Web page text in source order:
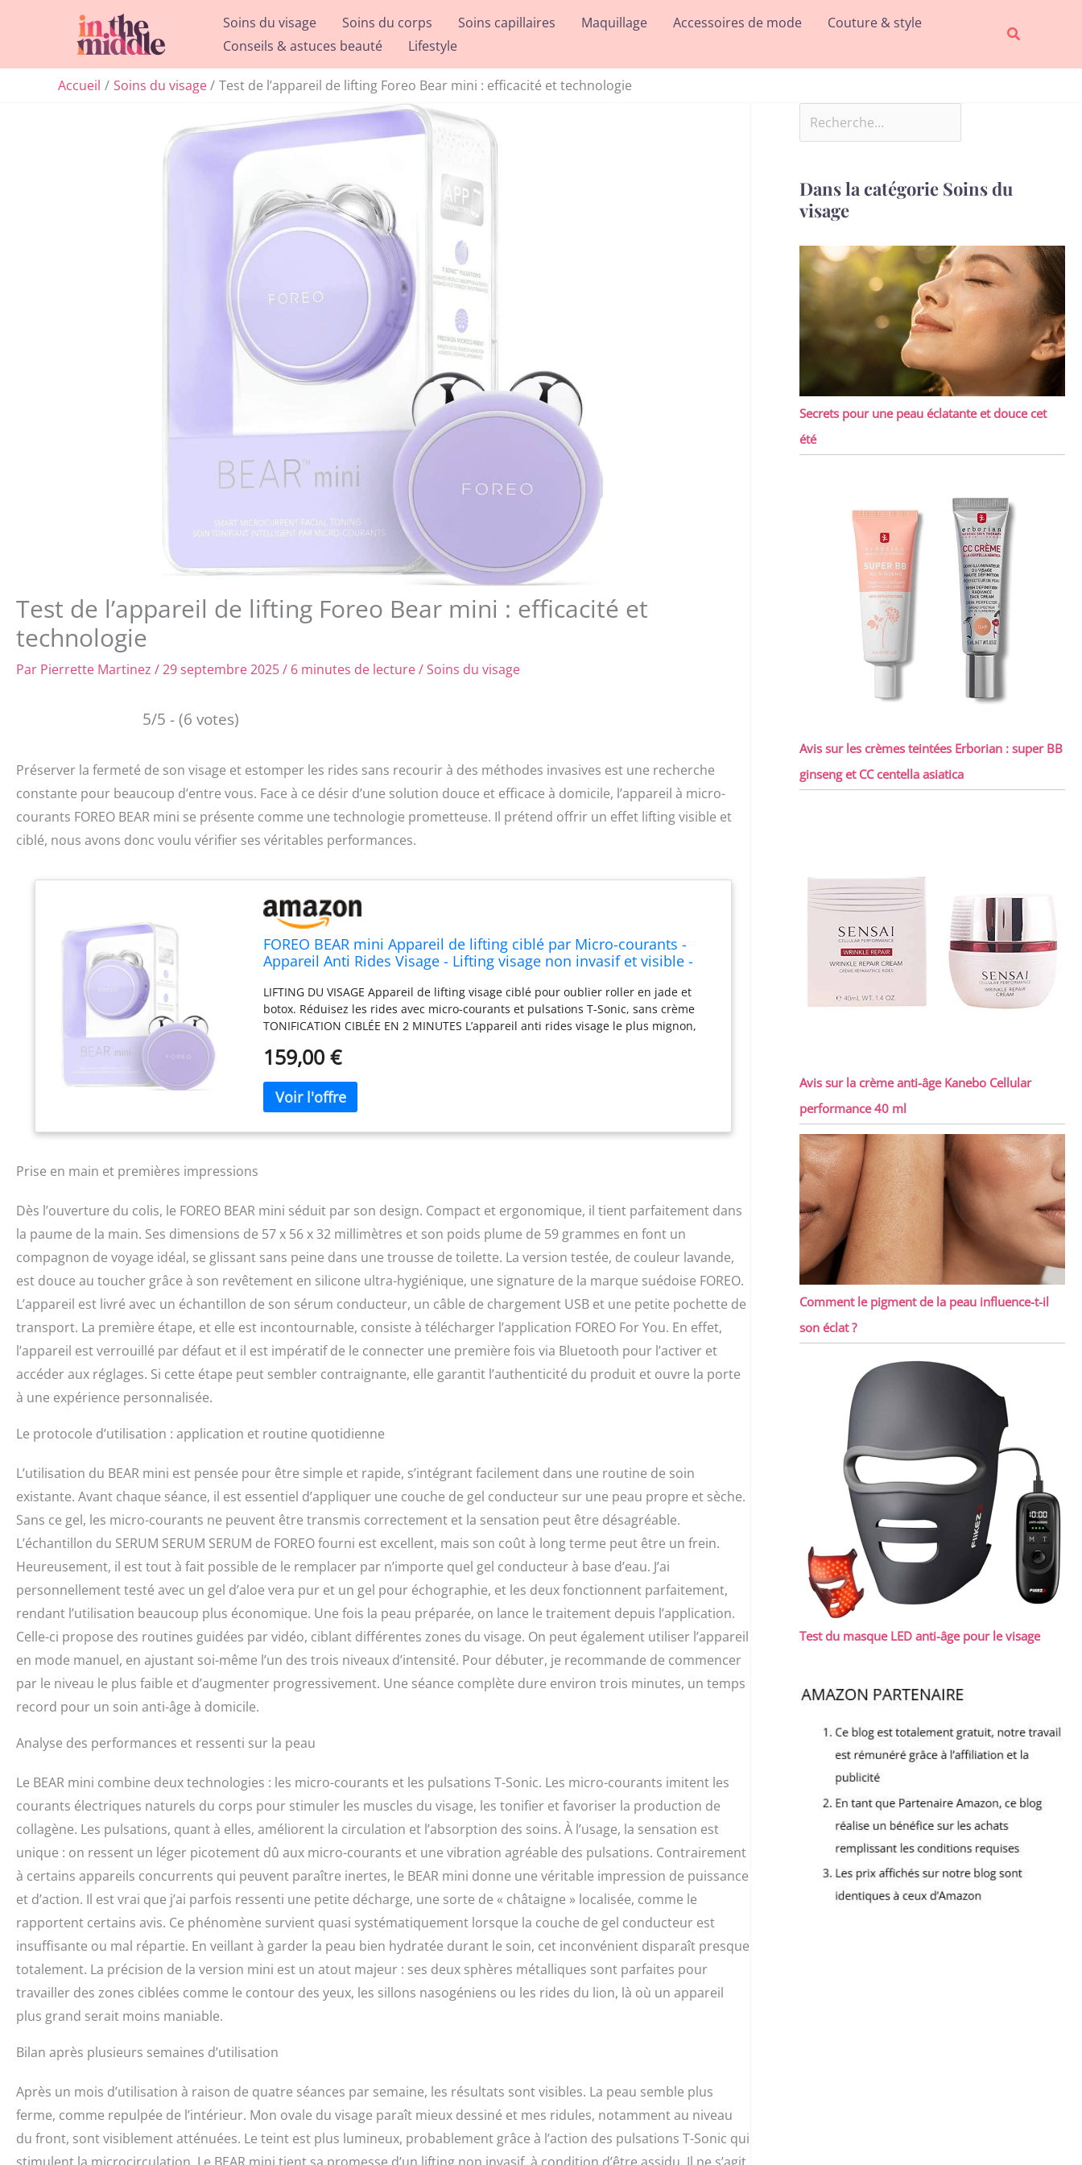
Soins du visage Soins du corps Soins capillaires Maquillage Accessoires de mode
Couture & style
Conseils & astuces beauté
Lifestyle
Rechercher
Accueil Soins du visage Test de l’appareil de lifting Foreo Bear mini : efficacité et technologie
Test de l’appareil de lifting Foreo Bear mini : efficacité et
technologie
Par Pierrette Martinez /29 septembre 2025/ 6 minutes de lecture/Soins du visage
5/5 - (6 votes)
Préserver la fermeté de son visage et estomper les rides sans recourir à des méthodes invasives est une recherche
constante pour beaucoup d’entre vous. Face à ce désir d’une solution douce et efficace à domicile, l’appareil à micro-
courants FOREO BEAR mini se présente comme une technologie prometteuse. Il prétend offrir un effet lifting visible et
ciblé, nous avons donc voulu vérifier ses véritables performances.
FOREO BEAR mini Appareil de lifting ciblé par Micro-courants -
Appareil Anti Rides Visage - Lifting visage non invasif et visible -
LIFTING DU VISAGE Appareil de lifting visage ciblé pour oublier roller en jade et
botox. Réduisez les rides avec micro-courants et pulsations T-Sonic, sans crème
TONIFICATION CIBLÉE EN 2 MINUTES L’appareil anti rides visage le plus mignon,
redéfinissant la mâchoire PULSATIONS T-SONIC Les appareils de tonification pour
meilleure absorption des soins et une peau visiblement plus jeune SYSTÈME ANTI-
CHOC Scanne et mesure la résistance de la peau à l'électricité, en ajustant
159,00 €
Prise en main et premières impressions
Dès l’ouverture du colis, le FOREO BEAR mini séduit par son design. Compact et ergonomique, il tient parfaitement dans
la paume de la main. Ses dimensions de 57 x 56 x 32 millimètres et son poids plume de 59 grammes en font un
compagnon de voyage idéal, se glissant sans peine dans une trousse de toilette. La version testée, de couleur lavande,
est douce au toucher grâce à son revêtement en silicone ultra-hygiénique, une signature de la marque suédoise FOREO.
L’appareil est livré avec un échantillon de son sérum conducteur, un câble de chargement USB et une petite pochette de
transport. La première étape, et elle est incontournable, consiste à télécharger l’application FOREO For You. En effet,
l’appareil est verrouillé par défaut et il est impératif de le connecter une première fois via Bluetooth pour l’activer et
accéder aux réglages. Si cette étape peut sembler contraignante, elle garantit l’authenticité du produit et ouvre la porte
à une expérience personnalisée.
Le protocole d’utilisation : application et routine quotidienne
L’utilisation du BEAR mini est pensée pour être simple et rapide, s’intégrant facilement dans une routine de soin
existante. Avant chaque séance, il est essentiel d’appliquer une couche de gel conducteur sur une peau propre et sèche.
Sans ce gel, les micro-courants ne peuvent être transmis correctement et la sensation peut être désagréable.
L’échantillon du SERUM SERUM SERUM de FOREO fourni est excellent, mais son coût à long terme peut être un frein.
Heureusement, il est tout à fait possible de le remplacer par n’importe quel gel conducteur à base d’eau. J’ai
personnellement testé avec un gel d’aloe vera pur et un gel pour échographie, et les deux fonctionnent parfaitement,
rendant l’utilisation beaucoup plus économique. Une fois la peau préparée, on lance le traitement depuis l’application.
Celle-ci propose des routines guidées par vidéo, ciblant différentes zones du visage. On peut également utiliser l’appareil
en mode manuel, en ajustant soi-même l’un des trois niveaux d’intensité. Pour débuter, je recommande de commencer
par le niveau le plus faible et d’augmenter progressivement. Une séance complète dure environ trois minutes, un temps
record pour un soin anti-âge à domicile.
Analyse des performances et ressenti sur la peau
Le BEAR mini combine deux technologies : les micro-courants et les pulsations T-Sonic. Les micro-courants imitent les
courants électriques naturels du corps pour stimuler les muscles du visage, les tonifier et favoriser la production de
collagène. Les pulsations, quant à elles, améliorent la circulation et l’absorption des soins. À l’usage, la sensation est
unique : on ressent un léger picotement dû aux micro-courants et une vibration agréable des pulsations. Contrairement
à certains appareils concurrents qui peuvent paraître inertes, le BEAR mini donne une véritable impression de puissance
et d’action. Il est vrai que j’ai parfois ressenti une petite décharge, une sorte de « châtaigne » localisée, comme le
rapportent certains avis. Ce phénomène survient quasi systématiquement lorsque la couche de gel conducteur est
insuffisante ou mal répartie. En veillant à garder la peau bien hydratée durant le soin, cet inconvénient disparaît presque
totalement. La précision de la version mini est un atout majeur : ses deux sphères métalliques sont parfaites pour
travailler des zones ciblées comme le contour des yeux, les sillons nasogéniens ou les rides du lion, là où un appareil
plus grand serait moins maniable.
Bilan après plusieurs semaines d’utilisation
Après un mois d’utilisation à raison de quatre séances par semaine, les résultats sont visibles. La peau semble plus
ferme, comme repulpée de l’intérieur. Mon ovale du visage paraît mieux dessiné et mes ridules, notamment au niveau
du front, sont visiblement atténuées. Le teint est plus lumineux, probablement grâce à l’action des pulsations T-Sonic qui
Dans la catégorie Soins du
visage
Secrets pour une peau éclatante et douce cet
été
Avis sur les crèmes teintées Erborian : super BB
ginseng et CC centella asiatica
Avis sur la crème anti-âge Kanebo Cellular
performance 40 ml
Comment le pigment de la peau influence-t-il
son éclat ?
Test du masque LED anti-âge pour le visage